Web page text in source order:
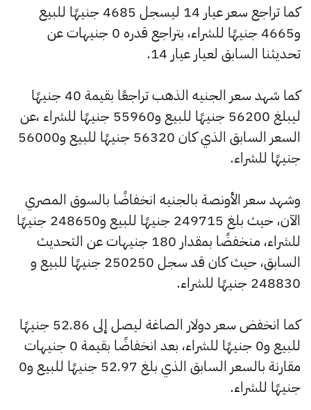
كما تراجع سعر عيار 14 ليسجل 4685 جنيهًا للبيع
و4665 جنيهًا للشراء، بتراجع قدره 0 جنيهات عن
تحديثنا السابق لعيار عيار 14.
كما شهد سعر الجنيه الذهب تراجعًا بقيمة 40 جنيهًا
ليبلغ 56200 جنيهًا للبيع و55960 جنيهًا للشراء ،عن
السعر السابق الذي كان 56320 جنيهًا للبيع و56000
جنيهًا للشراء.
وشهد سعر الأونصة بالجنيه انخفاضًا بالسوق المصري
الآن، حيث بلغ 249715 جنيهًا للبيع و248650 جنيهًا
للشراء، منخفضًا بمقدار 180 جنيهات عن التحديث
السابق، حيث كان قد سجل 250250 جنيهًا للبيع و
248830 جنيهًا للشراء.
كما انخفض سعر دولار الصاغة ليصل إلى 52.86 جنيهًا
للبيع و0 جنيهًا للشراء، بعد انخفاضًا بقيمة 0 جنيهات
مقارنة بالسعر السابق الذي بلغ 52.97 جنيهًا للبيع و0
جنيهًا للشراء.